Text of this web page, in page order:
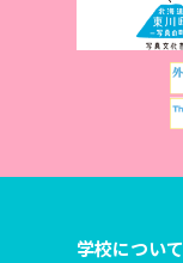
学校について